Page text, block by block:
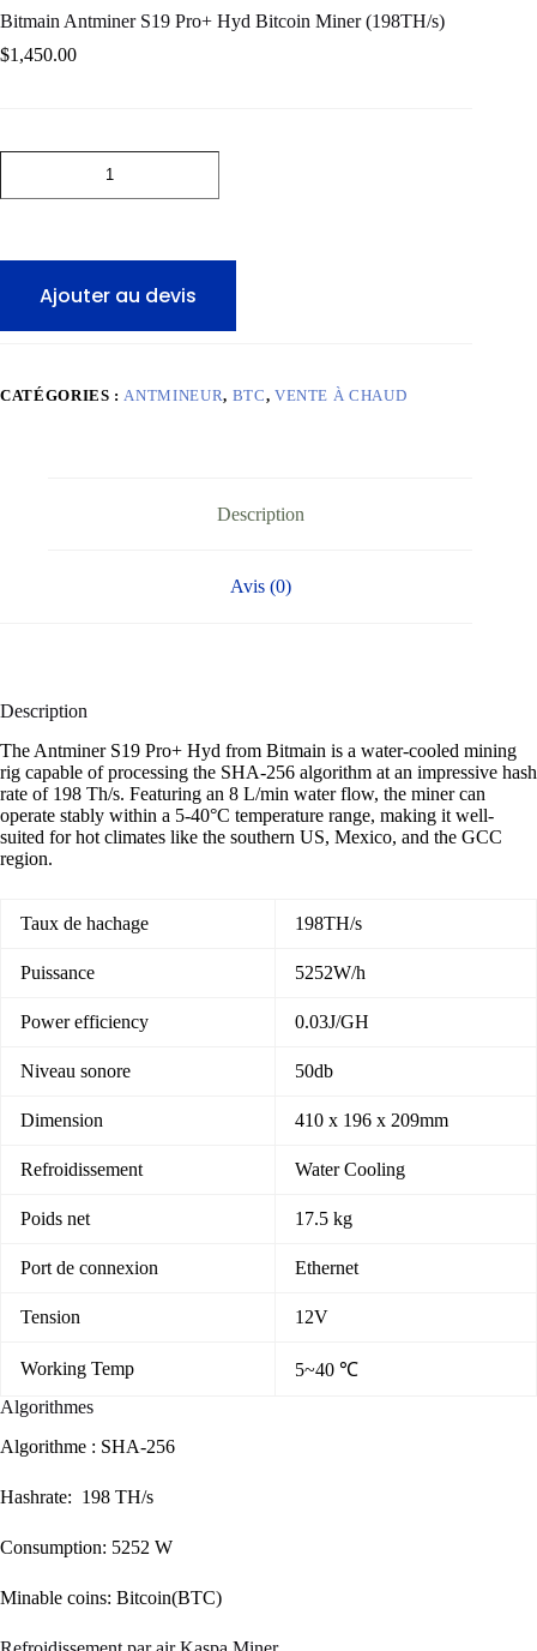
Bitmain Antminer S19 Pro+ Hyd Bitcoin Miner (198TH/s)
$1,450.00
Bitmain
Pro+
BitcoinAjouter au devis
CATÉGORIES : ANTMINEUR, BTC, VENTE À CHAUD
Description
Avis (0)
Description
The Antminer S19 Pro+ Hyd from Bitmain is a water-cooled mining
rig capable of processing the SHA-256 algorithm at an impressive hash
rate of 198 Th/s. Featuring an 8 L/min water flow, the miner can
operate stably within a 5-40°C temperature range, making it well-
suited for hot climates like the southern US, Mexico, and the GCC
region.
Taux de hachage 198TH/s
Puissance 5252W/h
Power efficiency 0.03J/GH
Niveau sonore 50db
Dimension 410 x 196 x 209mm
Refroidissement Water Cooling
Poids net 17.5 kg
Port de connexion Ethernet
Tension 12V
Working Temp
5~40 ℃
Algorithmes
Algorithme : SHA-256
Hashrate: 198 TH/s
Consumption: 5252 W
Minable coins: Bitcoin(BTC)